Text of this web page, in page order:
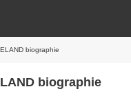
biographie
biographie